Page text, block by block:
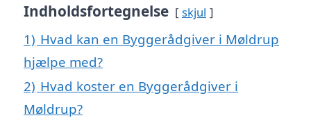
Indholdsfortegnelse skjul
1) Hvad kan en Byggerådgiver i Møldrup
hjælpe med?
2) Hvad koster en Byggerådgiver i
Møldrup?